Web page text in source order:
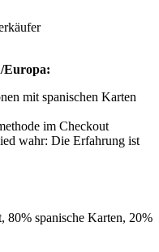
Europa:
mit spanischen Karten
im Checkout
wahr: Die Erfahrung ist
spanische Karten, 20%